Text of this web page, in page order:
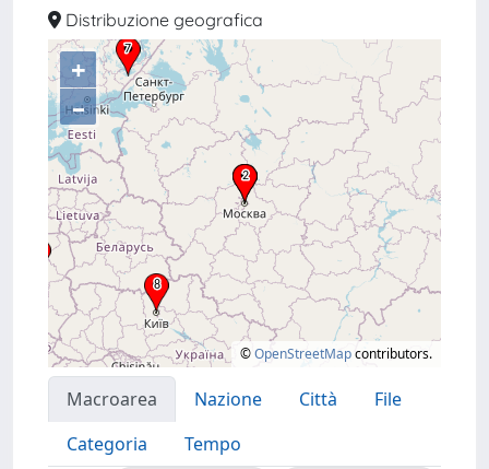
Distribuzione geografica
+
–
©OpenStreetMapcontributors.
Macroarea Nazione Città
File
Categoria
Tempo